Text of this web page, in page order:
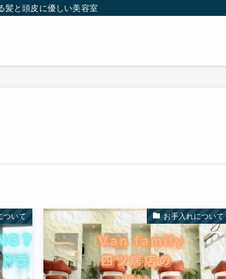
髪と頭皮に優しい美容室
ついて お手入れについて